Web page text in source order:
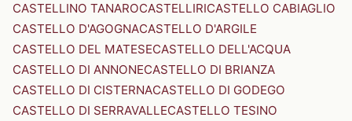
CASTELLINO TANAROCASTELLIRICASTELLO CABIAGLIO
CASTELLO D'AGOGNACASTELLO D'ARGILE
CASTELLO DEL MATESECASTELLO DELL'ACQUA
CASTELLO DI ANNONECASTELLO DI BRIANZA
CASTELLO DI CISTERNACASTELLO DI GODEGO
CASTELLO DI SERRAVALLECASTELLO TESINO